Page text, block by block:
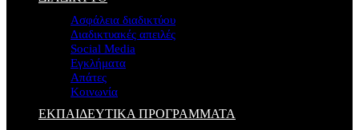
Ασφάλεια διαδικτύου
Διαδικτυακές απειλές
Social Media
Εγκλήματα
Απάτες
Κοινωνία
ΕΚΠΑΙΔΕΥΤΙΚΑ ΠΡΟΓΡΑΜΜΑΤΑ